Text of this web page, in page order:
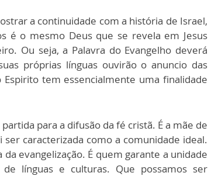
a continuidade com a história de Israel,
é o mesmo Deus que se revela em Jesus
Ou seja, a Palavra do Evangelho deverá
próprias línguas ouvirão o anuncio das
tem essencialmente uma finalidade
para a difusão da fé cristã. É a mãe de
caracterizada como a comunidade ideal.
evangelização. É quem garante a unidade
línguas e culturas. Que possamos ser